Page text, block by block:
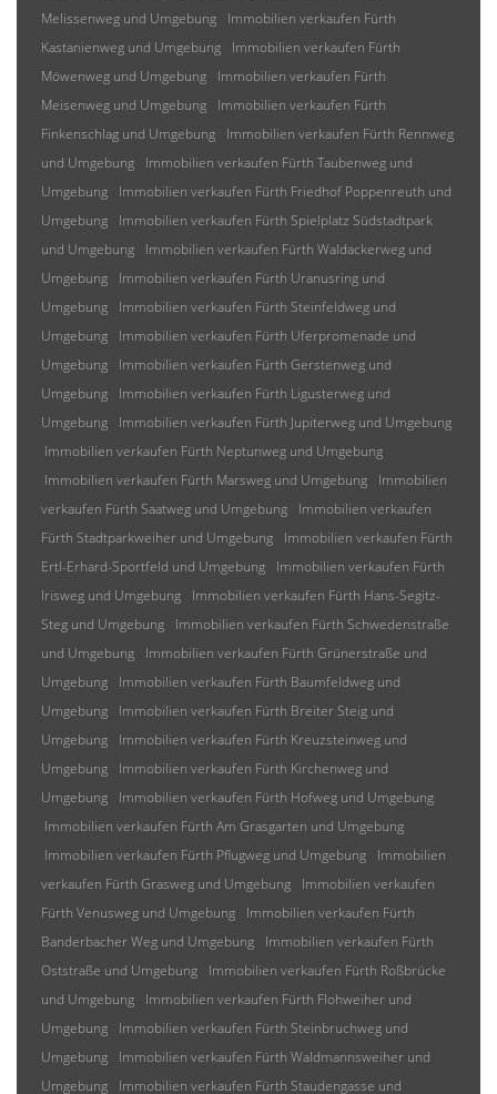
Melissenweg und Umgebung
Immobilien verkaufen Fürth
Kastanienweg und Umgebung
Immobilien verkaufen Fürth
Möwenweg und Umgebung
Immobilien verkaufen Fürth
Meisenweg und Umgebung
Immobilien verkaufen Fürth
Finkenschlag und Umgebung
Immobilien verkaufen Fürth Rennweg
und Umgebung
Immobilien verkaufen Fürth Taubenweg und
Umgebung
Immobilien verkaufen Fürth Friedhof Poppenreuth und
Umgebung
Immobilien verkaufen Fürth Spielplatz Südstadtpark
und Umgebung
Immobilien verkaufen Fürth Waldackerweg und
Umgebung
Immobilien verkaufen Fürth Uranusring und
Umgebung
Immobilien verkaufen Fürth Steinfeldweg und
Umgebung
Immobilien verkaufen Fürth Uferpromenade und
Umgebung
Immobilien verkaufen Fürth Gerstenweg und
Umgebung
Immobilien verkaufen Fürth Ligusterweg und
Umgebung
Immobilien verkaufen Fürth Jupiterweg und Umgebung
Immobilien verkaufen Fürth Neptunweg und Umgebung
Immobilien verkaufen Fürth Marsweg und Umgebung
Immobilien
verkaufen Fürth Saatweg und Umgebung
Immobilien verkaufen
Fürth Stadtparkweiher und Umgebung
Immobilien verkaufen Fürth
Ertl-Erhard-Sportfeld und Umgebung
Immobilien verkaufen Fürth
Irisweg und Umgebung
Immobilien verkaufen Fürth Hans-Segitz-
Steg und Umgebung
Immobilien verkaufen Fürth Schwedenstraße
und Umgebung
Immobilien verkaufen Fürth Grünerstraße und
Umgebung
Immobilien verkaufen Fürth Baumfeldweg und
Umgebung
Immobilien verkaufen Fürth Breiter Steig und
Umgebung
Immobilien verkaufen Fürth Kreuzsteinweg und
Umgebung
Immobilien verkaufen Fürth Kirchenweg und
Umgebung
Immobilien verkaufen Fürth Hofweg und Umgebung
Immobilien verkaufen Fürth Am Grasgarten und Umgebung
Immobilien verkaufen Fürth Pflugweg und Umgebung
Immobilien
verkaufen Fürth Grasweg und Umgebung
Immobilien verkaufen
Fürth Venusweg und Umgebung
Immobilien verkaufen Fürth
Banderbacher Weg und Umgebung
Immobilien verkaufen Fürth
Oststraße und Umgebung
Immobilien verkaufen Fürth Roßbrücke
und Umgebung
Immobilien verkaufen Fürth Flohweiher und
Umgebung
Immobilien verkaufen Fürth Steinbruchweg und
Umgebung
Immobilien verkaufen Fürth Waldmannsweiher und
Umgebung
Immobilien verkaufen Fürth Staudengasse und